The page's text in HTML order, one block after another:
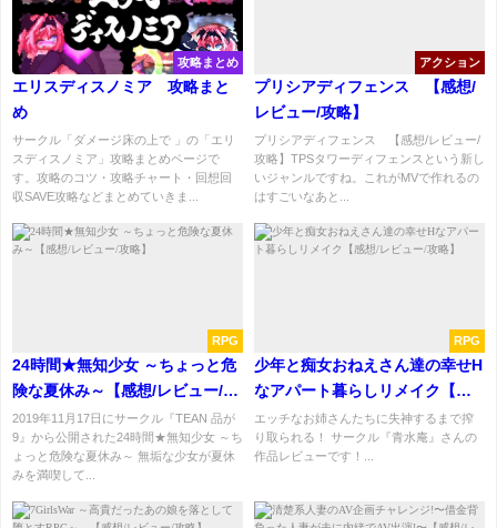
攻略まとめ
エリスディスノミア 攻略まと
め
サークル「ダメージ床の上で 」の「エリ
スディスノミア」攻略まとめページで
す。攻略のコツ・攻略チャート・回想回
収SAVE攻略などまとめていきま...
アクション
プリシアディフェンス 【感想/
レビュー/攻略】
プリシアディフェンス 【感想/レビュー/
攻略】TPSタワーディフェンスという新し
いジャンルですね。これがMVで作れるの
はすごいなあと...
RPG
24時間★無知少女 ～ちょっと危
険な夏休み～【感想/レビュー/攻
略】
2019年11月17日にサークル『TEAN 品が
9』から公開された24時間★無知少女 ～ち
ょっと危険な夏休み～ 無垢な少女が夏休
みを満喫して...
RPG
少年と痴女おねえさん達の幸せH
なアパート暮らしリメイク【感
想/レビュー/攻略】
エッチなお姉さんたちに失神するまで搾
り取られる！ サークル『青水庵』さんの
作品レビューです！...